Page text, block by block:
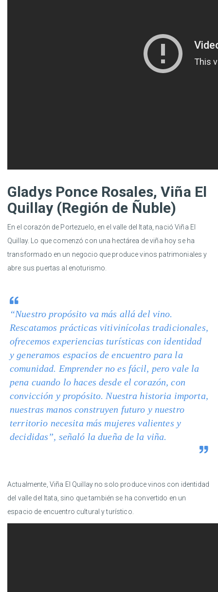
Gladys Ponce Rosales, Viña El
Quillay (Región de Ñuble)
En el corazón de Portezuelo, en el valle del Itata, nació Viña El
Quillay. Lo que comenzó con una hectárea de viña hoy se ha
transformado en un negocio que produce vinos patrimoniales y
abre sus puertas al enoturismo.
“Nuestro propósito va más allá del vino.
Rescatamos prácticas vitivinícolas tradicionales,
ofrecemos experiencias turísticas con identidad
y generamos espacios de encuentro para la
comunidad. Emprender no es fácil, pero vale la
pena cuando lo haces desde el corazón, con
convicción y propósito. Nuestra historia importa,
nuestras manos construyen futuro y nuestro
territorio necesita más mujeres valientes y
decididas”, señaló la dueña de la viña.
Actualmente, Viña El Quillay no solo produce vinos con identidad
del valle del Itata, sino que también se ha convertido en un
espacio de encuentro cultural y turístico.